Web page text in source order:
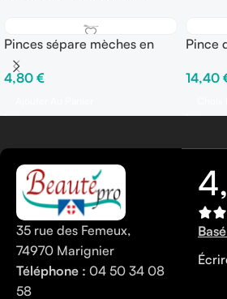
Pinces sépare mèches en
ALU 9 cm – Sachet de 12
pinces
4,80 €
Pince
14,40
35 rue des Femeux,
74970 Marignier
Téléphone : 04 50 34 08
58